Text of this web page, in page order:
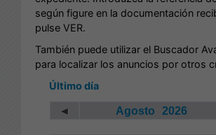
según figure en la documentación
pulse VER.
También puede utilizar el Buscador
para localizar los anuncios por otros
Último día
◄ Agosto
2026